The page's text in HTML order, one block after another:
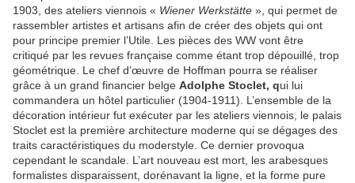
1903, des ateliers viennois « Wiener Werkstätte », qui permet de
rassembler artistes et artisans afin de créer des objets qui ont
pour principe premier l’Utile. Les pièces des WW vont être
critiqué par les revues française comme étant trop dépouillé, trop
géométrique. Le chef d’œuvre de Hoffman pourra se réaliser
grâce à un grand financier belge Adolphe Stoclet, qui lui
commandera un hôtel particulier (1904-1911). L’ensemble de la
décoration intérieur fut exécuter par les ateliers viennois, le palais
Stoclet est la première architecture moderne qui se dégages des
traits caractéristiques du moderstyle. Ce dernier provoqua
cependant le scandale. L’art nouveau est mort, les arabesques
formalistes disparaissent, dorénavant la ligne, et la forme pure